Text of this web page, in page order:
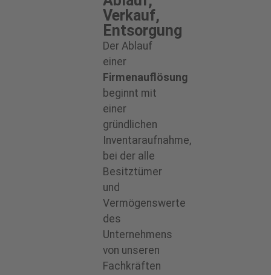
Verkauf,
Entsorgung
Der Ablauf
einer
Firmenauflösung
beginnt mit
einer
gründlichen
Inventaraufnahme,
bei der alle
Besitztümer
und
Vermögenswerte
des
Unternehmens
von unseren
Fachkräften